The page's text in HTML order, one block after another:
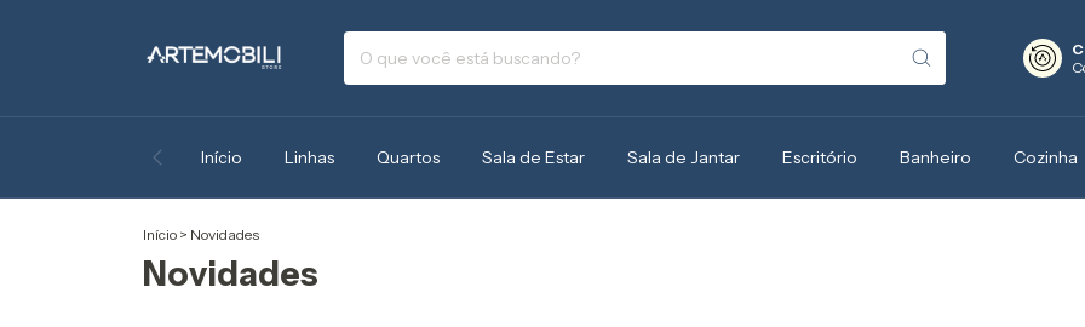
Início Linhas Quartos Sala de Estar Sala de Jantar Escritório Banheiro Cozinha
Início > Novidades
Novidades